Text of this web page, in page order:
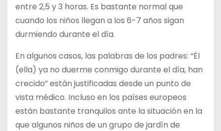
entre 2,5 y 3 horas. Es bastante normal que
cuando los niños llegan a los 6-7 años sigan
durmiendo durante el día.
En algunos casos, las palabras de los padres: “Él
(ella) ya no duerme conmigo durante el día, han
crecido” están justificadas desde un punto de
vista médico. Incluso en los países europeos
están bastante tranquilos ante la situación en la
que algunos niños de un grupo de jardín de